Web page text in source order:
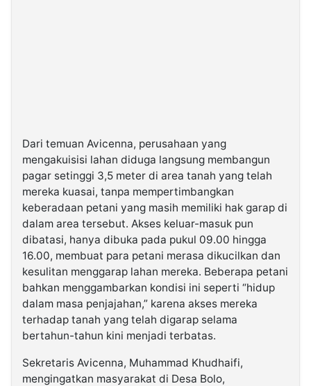
Dari temuan Avicenna, perusahaan yang
mengakuisisi lahan diduga langsung membangun
pagar setinggi 3,5 meter di area tanah yang telah
mereka kuasai, tanpa mempertimbangkan
keberadaan petani yang masih memiliki hak garap di
dalam area tersebut. Akses keluar-masuk pun
dibatasi, hanya dibuka pada pukul 09.00 hingga
16.00, membuat para petani merasa dikucilkan dan
kesulitan menggarap lahan mereka. Beberapa petani
bahkan menggambarkan kondisi ini seperti “hidup
dalam masa penjajahan,” karena akses mereka
terhadap tanah yang telah digarap selama
bertahun-tahun kini menjadi terbatas.
Sekretaris Avicenna, Muhammad Khudhaifi,
mengingatkan masyarakat di Desa Bolo,